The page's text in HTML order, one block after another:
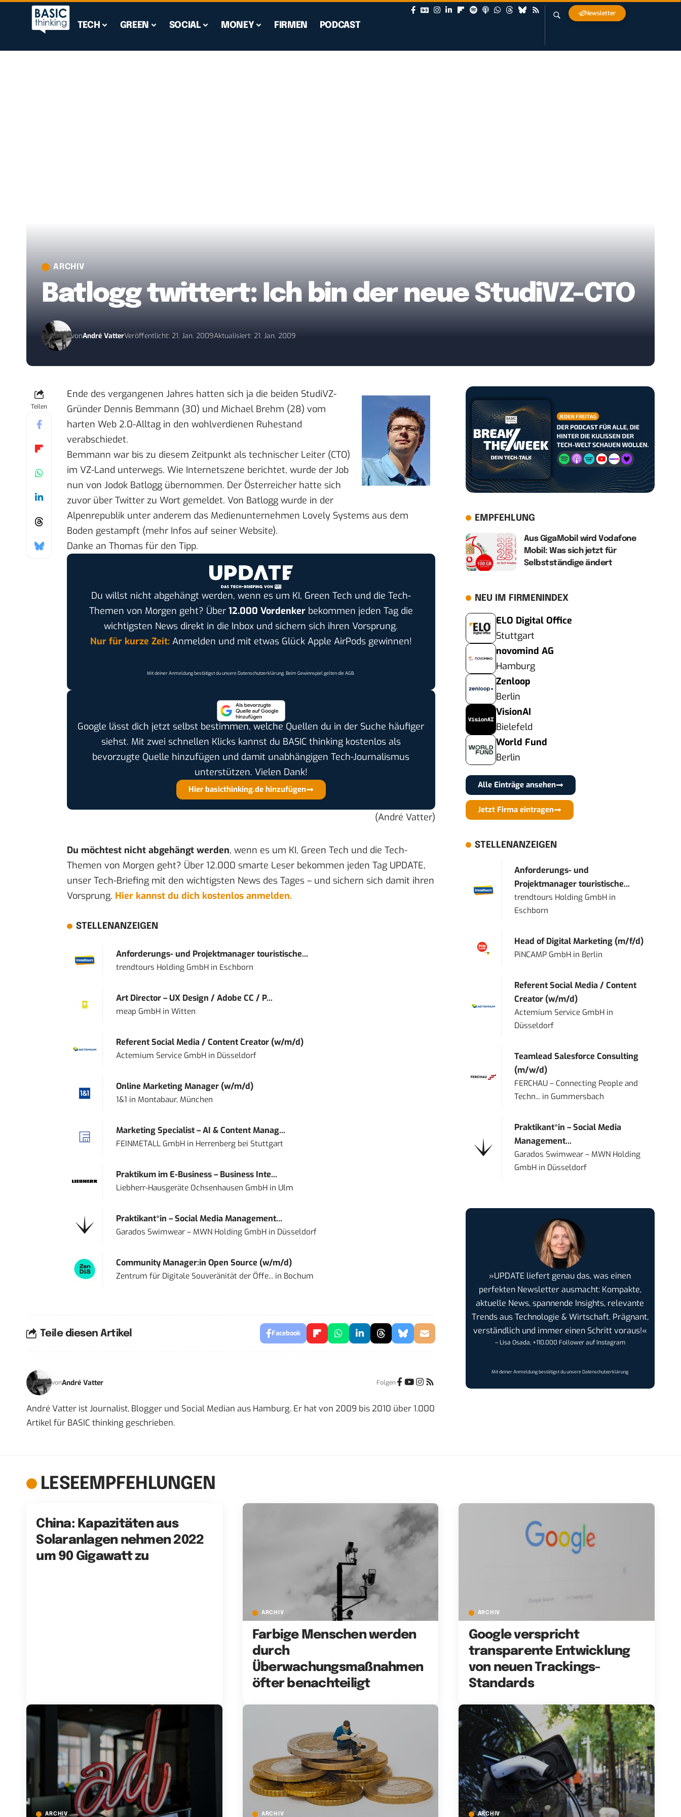
TECH GREEN SOCIAL MONEY FIRMEN PODCAST
Newsletter
ARCHIV
Batlogg twittert: Ich bin der neue StudiVZ-CTO
vonAndré VatterVeröffentlicht: 21. Jan. 2009Aktualisiert: 21. Jan. 2009
Teilen
Ende des vergangenen Jahres hatten sich ja die beiden StudiVZ-
Gründer Dennis Bemmann (30) und Michael Brehm (28) vom
harten Web 2.0-Alltag in den wohlverdienen Ruhestand
verabschiedet.
Bemmann war bis zu diesem Zeitpunkt als technischer Leiter (CTO)
im VZ-Land unterwegs. Wie Internetszene berichtet, wurde der Job
nun von Jodok Batlogg übernommen. Der Österreicher hatte sich
zuvor über Twitter zu Wort gemeldet. Von Batlogg wurde in der
Alpenrepublik unter anderem das Medienunternehmen Lovely Systems aus dem
Boden gestampft (mehr Infos auf seiner Website).
Danke an Thomas für den Tipp.
Du willst nicht abgehängt werden, wenn es um KI, Green Tech und die Tech-
Themen von Morgen geht? Über 12.000 Vordenkerbekommen jeden Tag die
wichtigsten News direkt in die Inbox und sichern sich ihren Vorsprung.
Nur für kurze Zeit:Anmelden und mit etwas Glück Apple AirPods gewinnen!
Mit deiner Anmeldung bestätigst du unsereDatenschutzerklärung. Beim Gewinnspiel gelten dieAGB.
Google lässt dich jetzt selbst bestimmen, welche Quellen du in der Suche häufiger
siehst. Mit zwei schnellen Klicks kannst du BASIC thinking kostenlos als
bevorzugte Quelle hinzufügen und damit unabhängigen Tech-Journalismus
unterstützen. Vielen Dank!
Hier basicthinking.de hinzufügen
(André Vatter)
Du möchtest nicht abgehängt werden, wenn es um KI, Green Tech und die Tech-
Themen von Morgen geht? Über 12.000 smarte Leser bekommen jeden Tag UPDATE,
unser Tech-Briefing mit den wichtigsten News des Tages – und sichern sich damit ihren
Vorsprung. Hier kannst du dich kostenlos anmelden.
STELLENANZEIGEN
Anforderungs- und Projektmanager touristische...
trendtours Holding GmbHin Eschborn
Art Director – UX Design / Adobe CC / P...
meap GmbHin Witten
Referent Social Media / Content Creator (w/m/d)
Actemium Service GmbHin Düsseldorf
Online Marketing Manager (w/m/d)
1&1 in Montabaur, München
Marketing Specialist – AI & Content Manag...
FEINMETALL GmbHin Herrenberg bei Stuttgart
Praktikum im E-Business – Business Inte...
Liebherr-Hausgeräte Ochsenhausen GmbHin Ulm
Praktikant*in – Social Media Management...
Garados Swimwear – MWN Holding GmbHin Düsseldorf
Community Manager:in Open Source (w/m/d)
Zentrum für Digitale Souveränität der Öffe...in Bochum
Teile diesen Artikel Facebook
vonAndré Vatter Folgen
André Vatter ist Journalist, Blogger und Social Median aus Hamburg. Er hat von 2009 bis 2010 über 1.000
Artikel für BASIC thinking geschrieben.
EMPFEHLUNG
Aus GigaMobil wird Vodafone
Mobil: Was sich jetzt für
Selbstständige ändert
NEU IM FIRMENINDEX
ELO Digital Office
Stuttgart
novomind AG
Hamburg
Zenloop
Berlin
VisionAI
Bielefeld
World Fund
Berlin
Alle Einträge ansehen
Jetzt Firma eintragen
STELLENANZEIGEN
Anforderungs- und
Projektmanager touristische...
trendtours Holding GmbH in
Eschborn
Head of Digital Marketing (m/f/d)
PiNCAMP GmbH in Berlin
Referent Social Media / Content
Creator (w/m/d)
Actemium Service GmbH in
Düsseldorf
Teamlead Salesforce Consulting
(m/w/d)
FERCHAU – Connecting People and
Techn... in Gummersbach
Praktikant*in – Social Media
Management...
Garados Swimwear – MWN Holding
GmbH in Düsseldorf
»UPDATE liefert genau das, was einen
perfekten Newsletter ausmacht: Kompakte,
aktuelle News, spannende Insights, relevante
Trends aus Technologie & Wirtschaft. Prägnant,
verständlich und immer einen Schritt voraus!«
– Lisa Osada, +110.000 Follower auf Instagram
Mit deiner Anmeldung bestätigst du unsereDatenschutzerklärung
LESEEMPFEHLUNGEN
China: Kapazitäten aus
Solaranlagen nehmen 2022
um 90 Gigawatt zu
ARCHIV
Farbige Menschen werden
durch
Überwachungsmaßnahmen
öfter benachteiligt
ARCHIV
Google verspricht
transparente Entwicklung
von neuen Trackings-
Standards
ARCHIV ARCHIV ARCHIV